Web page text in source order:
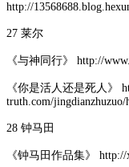
http://
27 莱尔
《与神同行》 http://
《你是活人还是死人》
truth.com/jingdianzhuzuo/
28 钟马田
《钟马田作品集》